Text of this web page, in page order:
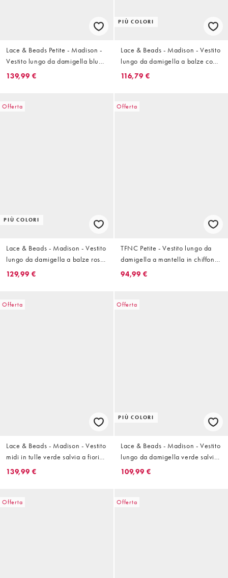
Lace & Beads Petite - Madison -
Vestito lungo da damigella blu
tenue con scollo profondo e
139,99 €
PIÙ COLORI
Lace & Beads - Madison - Vestito
lungo da damigella a balze con
maniche con volant color salvia
116,79 €
Offerta
PIÙ COLORI
Lace & Beads - Madison - Vestito
lungo da damigella a balze rosa
zucchero con maniche con
129,99 €
Offerta
TFNC Petite - Vestito lungo da
damigella a mantella in chiffon
rosa con allacciatura sul davanti
94,99 €
Offerta
Lace & Beads - Madison - Vestito
midi in tulle verde salvia a fiori
con maniche con volant e scollo
139,99 €
Offerta
PIÙ COLORI
Lace & Beads - Madison - Vestito
lungo da damigella verde salvia
chiaro con scollo profondo e
109,99 €
Offerta Offerta